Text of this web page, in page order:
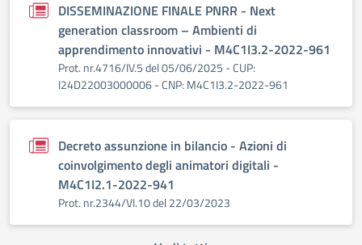
DISSEMINAZIONE FINALE PNRR - Next
generation classroom – Ambienti di
apprendimento innovativi - M4C1I3.2-2022-961
Prot. nr.4716/IV.5 del 05/06/2025 - CUP:
I24D22003000006 - CNP: M4C1I3.2-2022-961
Decreto assunzione in bilancio - Azioni di
coinvolgimento degli animatori digitali -
M4C1I2.1-2022-941
Prot. nr.2344/VI.10 del 22/03/2023